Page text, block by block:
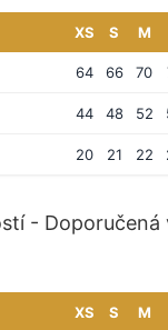
XS S M
64 66 70
44 48 52
20 21 22
-
XS S M